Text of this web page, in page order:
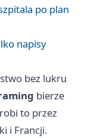
po plan
napisy
bez lukru
bierze
to przez
i Francji.